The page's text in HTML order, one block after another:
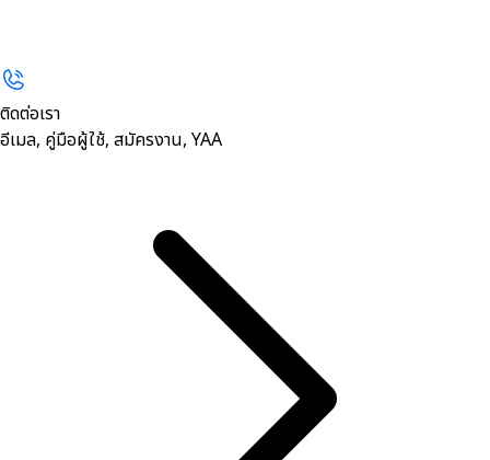
ติดต่อเรา
อีเมล, คู่มือผู้ใช้, สมัครงาน, YAA